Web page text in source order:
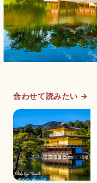
合わせて読みたい →